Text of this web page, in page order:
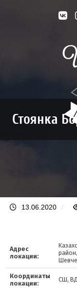
Стоянка
13.06.2020 /
Адрес
локации:
Координаты
локации:
СШ, ВД